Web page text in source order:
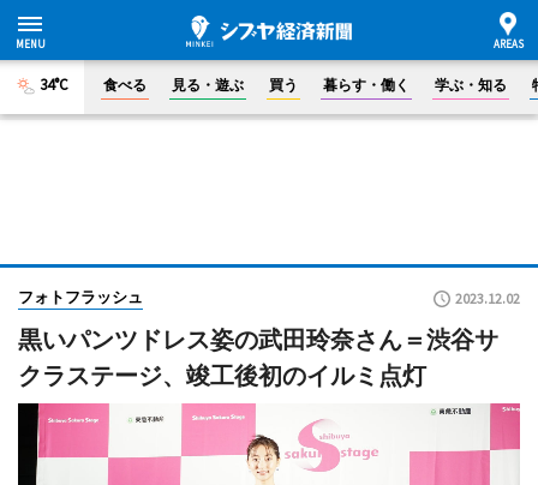
34°C 食べる 見る・遊ぶ 買う 暮らす・働く 学ぶ・知る
フォトフラッシュ 2023.12.02
黒いパンツドレス姿の武田玲奈さん＝渋谷サ
クラステージ、竣工後初のイルミ点灯